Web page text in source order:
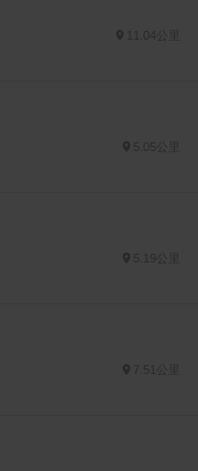
11.04公里
5.05公里
5.19公里
7.51公里